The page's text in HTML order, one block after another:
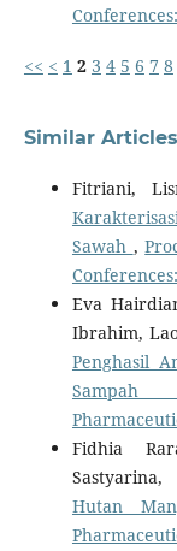
<< < 1 2 3 4 5 6 7 8
Similar Articles
Fitriani,
Sawah ,
Eva
Ibrahim,
Penghasil
Sampah
Fidhia
Sastyarina,
Hutan